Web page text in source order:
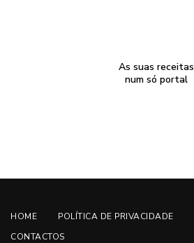
As suas receitas
num só portal
HOME POLÍTICA DE PRIVACIDADE
CONTACTOS